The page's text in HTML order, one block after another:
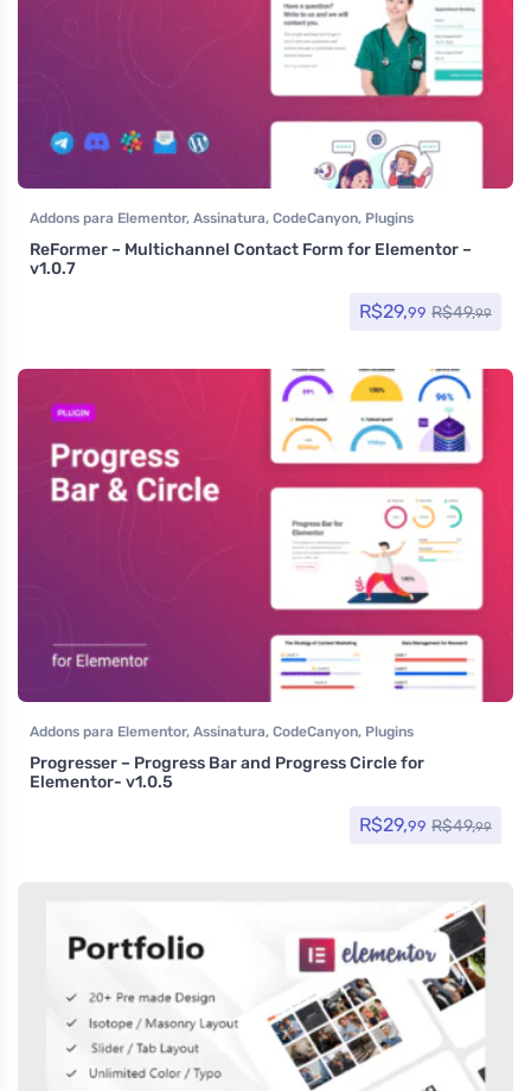
Addons para Elementor, Assinatura, CodeCanyon, Plugins
ReFormer – Multichannel Contact Form for Elementor –
v1.0.7
R$29,99 R$49,99
Addons para Elementor, Assinatura, CodeCanyon, Plugins
Progresser – Progress Bar and Progress Circle for
Elementor- v1.0.5
R$29,99 R$49,99